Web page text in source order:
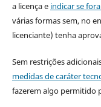
a licença e indicar se
várias formas sem, no
licenciante) tenha
Sem restrições
medidas de caráter
fazerem algo permitido